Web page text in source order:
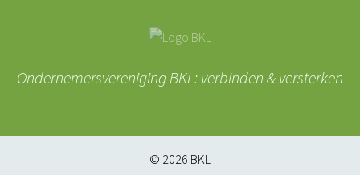
Ondernemersvereniging BKL: verbinden & versterken
© 2026 BKL